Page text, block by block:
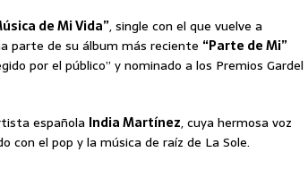
de Mi Vida”, single con el que vuelve a
parte de su álbum más reciente “Parte de Mi”
por el público” y nominado a los Premios Gardel
española India Martínez, cuya hermosa voz
el pop y la música de raíz de La Sole.